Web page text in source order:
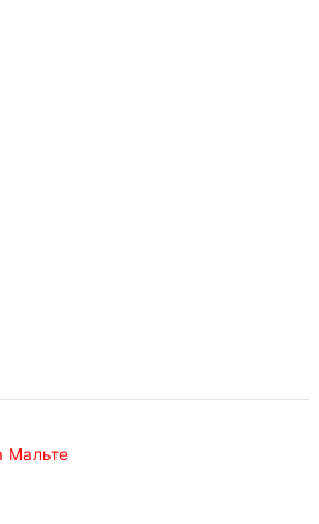
Мальте